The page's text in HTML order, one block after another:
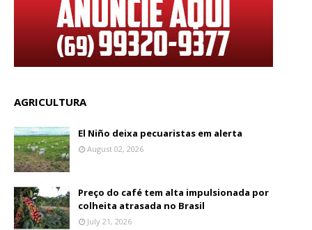
AGRICULTURA
El Niño deixa pecuaristas em alerta
August 02, 2026
Preço do café tem alta impulsionada por
colheita atrasada no Brasil
July 21, 2026